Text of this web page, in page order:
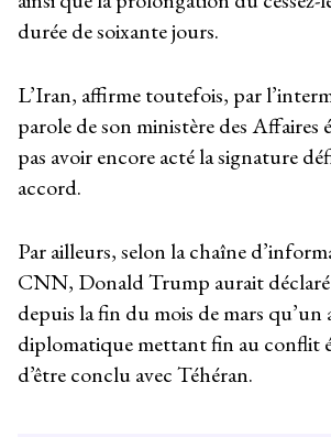
durée de soixante jours.
L’Iran, affirme toutefois, par
parole de son ministère des Affaires
pas avoir encore acté la signature
accord.
Par ailleurs, selon la chaîne
CNN, Donald Trump aurait déclaré
depuis la fin du mois de mars qu’un
diplomatique mettant fin au conflit
d’être conclu avec Téhéran.